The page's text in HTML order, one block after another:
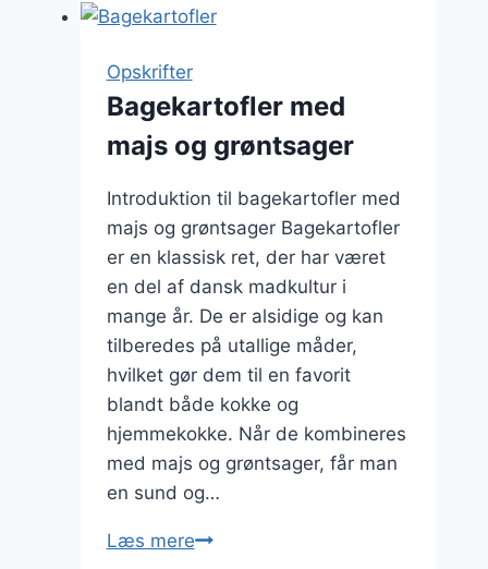
middag
Opskrifter
Bagekartofler med
majs og grøntsager
Introduktion til bagekartofler med
majs og grøntsager Bagekartofler
er en klassisk ret, der har været
en del af dansk madkultur i
mange år. De er alsidige og kan
tilberedes på utallige måder,
hvilket gør dem til en favorit
blandt både kokke og
hjemmekokke. Når de kombineres
med majs og grøntsager, får man
en sund og…
Læs mereBagekartofler